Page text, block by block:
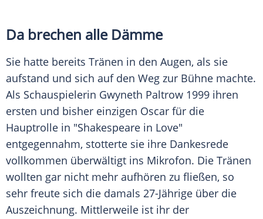
Da brechen alle Dämme
Sie hatte bereits Tränen in den Augen, als sie
aufstand und sich auf den Weg zur Bühne machte.
Als Schauspielerin Gwyneth Paltrow 1999 ihren
ersten und bisher einzigen Oscar für die
Hauptrolle in "Shakespeare in Love"
entgegennahm, stotterte sie ihre Dankesrede
vollkommen überwältigt ins Mikrofon. Die Tränen
wollten gar nicht mehr aufhören zu fließen, so
sehr freute sich die damals 27-Jährige über die
Auszeichnung. Mittlerweile ist ihr der